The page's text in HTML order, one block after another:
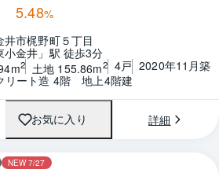
5.48%
井市梶野町５丁目
小金井」駅 徒歩3分
2 土地 155.86m2 4戸 2020年11月築
リート造 4階　地上4階建
お気に入り 詳細
1 / 0 間取り
NEW 7/27